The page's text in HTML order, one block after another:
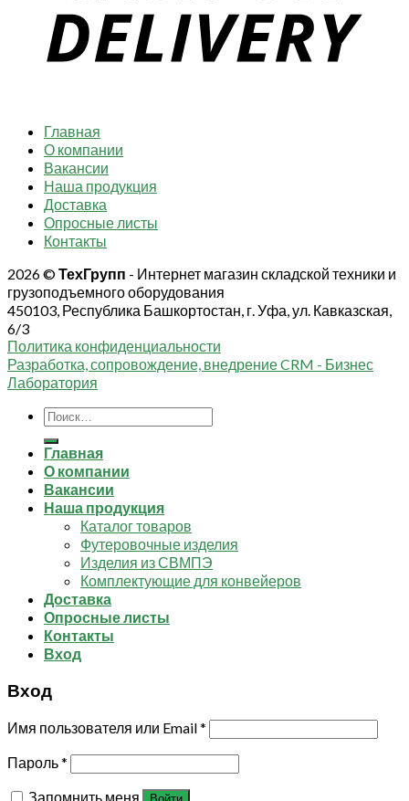
Главная
О компании
Вакансии
Наша продукция
Доставка
Опросные листы
Контакты
2026 ©ТехГрупп - Интернет магазин складской техники и
грузоподъемного оборудования
450103, Республика Башкортостан, г. Уфа, ул. Кавказская,
6/3
Политика конфиденциальности
Разработка, сопровождение, внедрение CRM - Бизнес
Лаборатория
Искать:
Главная
О компании
Вакансии
Наша продукция
Каталог товаров
Футеровочные изделия
Изделия из СВМПЭ
Комплектующие для конвейеров
Доставка
Опросные листы
Контакты
Вход
Вход
Имя пользователя или Email*
Пароль*
Запомнить меня